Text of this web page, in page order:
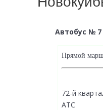
Автобус №
Прямой
72-й
АТС